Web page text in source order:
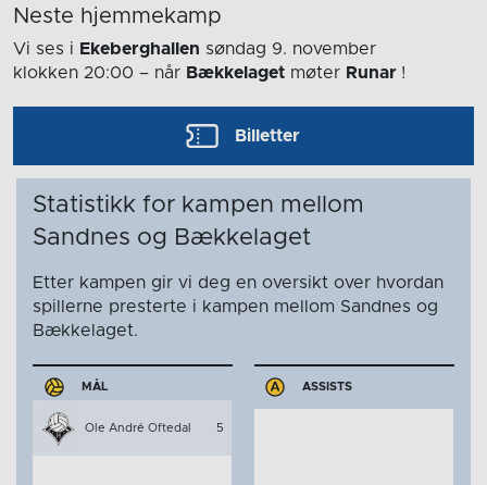
Neste hjemmekamp
Vi ses i Ekeberghallen søndag 9. november
klokken 20:00 – når Bækkelaget møter Runar !
Billetter
Statistikk for kampen mellom
Sandnes og Bækkelaget
Etter kampen gir vi deg en oversikt over hvordan
spillerne presterte i kampen mellom Sandnes og
Bækkelaget.
MÅL
Ole André Oftedal 5
ASSISTS